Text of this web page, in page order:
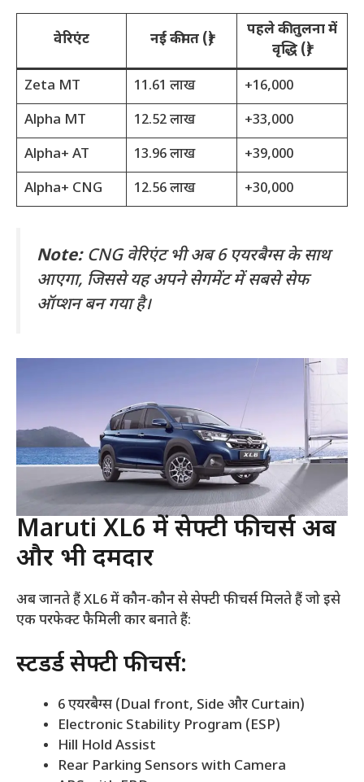
वेरिएंट नई कीमत (₹)
पहले की तुलना में
वृद्धि (₹)
Zeta MT
11.61 लाख
+16,000
Alpha MT
12.52 लाख
+33,000
Alpha+ AT
13.96 लाख
+39,000
Alpha+ CNG
12.56 लाख +30,000
Note:CNG वेरिएंट भी अब 6 एयरबैग्स के साथ
आएगा, जिससे यह अपने सेगमेंट में सबसे सेफ
ऑप्शन बन गया है।
Maruti XL6 में सेफ्टी फीचर्स अब
और भी दमदार
अब जानते हैं XL6 में कौन-कौन से सेफ्टी फीचर्स मिलते हैं जो इसे
एक परफेक्ट फैमिली कार बनाते हैं:
स्टैंडर्ड सेफ्टी फीचर्स:
6 एयरबैग्स (Dual front, Side और Curtain)
Electronic Stability Program (ESP)
Hill Hold Assist
Rear Parking Sensors with Camera